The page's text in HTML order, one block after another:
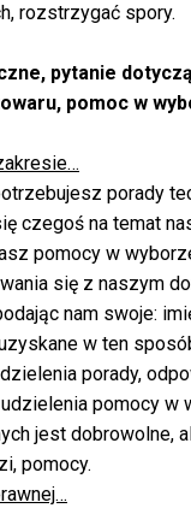
rozstrzygać spory.
, pytanie
pomoc w
porady
czegoś na temat
pomocy w
się z naszym
nam swoje:
w ten
porady,
pomocy w
jest dobrowolne,
pomocy.